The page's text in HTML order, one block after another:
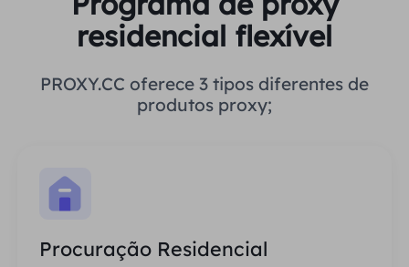
residencial flexível
PROXY.CC oferece 3 tipos diferentes de
produtos proxy;
Procuração Residencial